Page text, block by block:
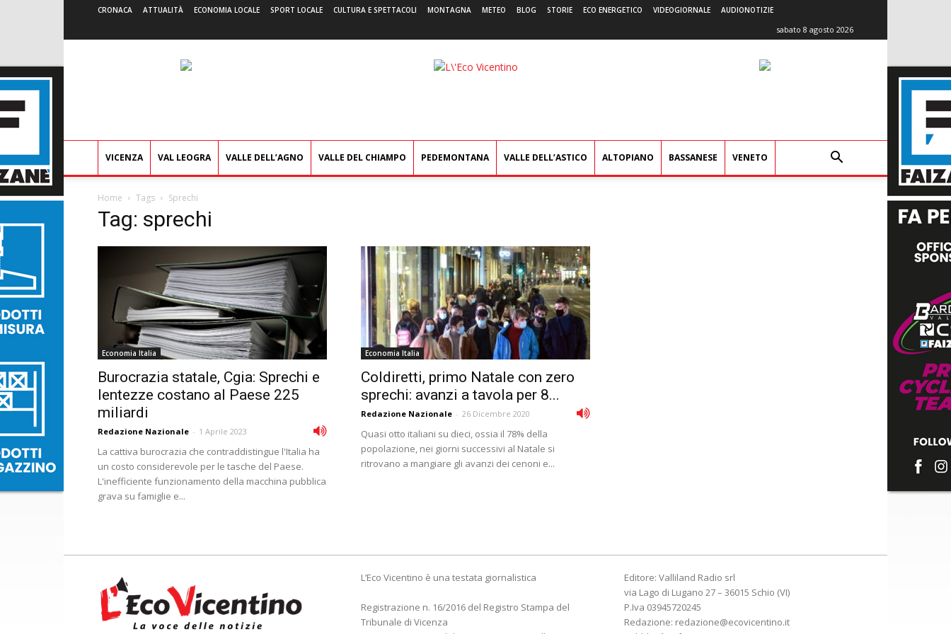
CRONACA ATTUALITÀ ECONOMIA LOCALE SPORT LOCALE CULTURA E SPETTACOLI MONTAGNA METEO BLOG STORIE ECO ENERGETICO VIDEOGIORNALE AUDIONOTIZIE
sabato 8 agosto 2026
L'Eco
VICENZA VAL LEOGRA VALLE DELL’AGNO VALLE DEL CHIAMPO PEDEMONTANA VALLE DELL’ASTICO ALTOPIANO BASSANESE VENETO
Home Tags Sprechi
Tag: sprechi
Economia Italia
Burocrazia statale, Cgia: Sprechi e
lentezze costano al Paese 225
miliardi
Redazione Nazionale - 1 Aprile 2023
La cattiva burocrazia che contraddistingue l'Italia ha
un costo considerevole per le tasche del Paese.
L'inefficiente funzionamento della macchina pubblica
grava su famiglie e...
Economia Italia
Coldiretti, primo Natale con zero
sprechi: avanzi a tavola per 8...
Redazione Nazionale - 26 Dicembre 2020
Quasi otto italiani su dieci, ossia il 78% della
popolazione, nei giorni successivi al Natale si
ritrovano a mangiare gli avanzi dei cenoni e...
L’Eco Vicentino è una testata giornalistica
Registrazione n. 16/2016 del Registro Stampa del
Tribunale di Vicenza
Editore: Valliland Radio srl
via Lago di Lugano 27 – 36015 Schio (VI)
P.Iva 03945720245
Redazione: redazione@ecovicentino.it